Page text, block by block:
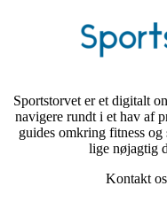
Sportstorvet er et digitalt
navigere rundt i et hav af
guides omkring fitness
lige nøjagtig
Kontakt